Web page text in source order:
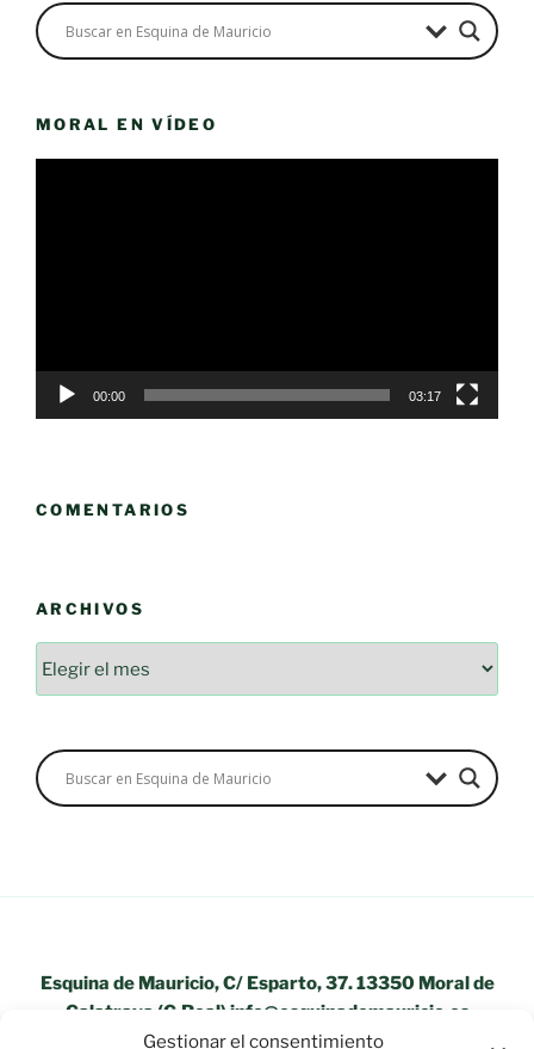
Gestionar el consentimiento
MORAL EN VÍDEO
00:00 03:17
COMENTARIOS
ARCHIVOS
Esquina de Mauricio, C/ Esparto, 37. 13350 Moral de
Calatrava (C.Real) info@esquinademauricio.es